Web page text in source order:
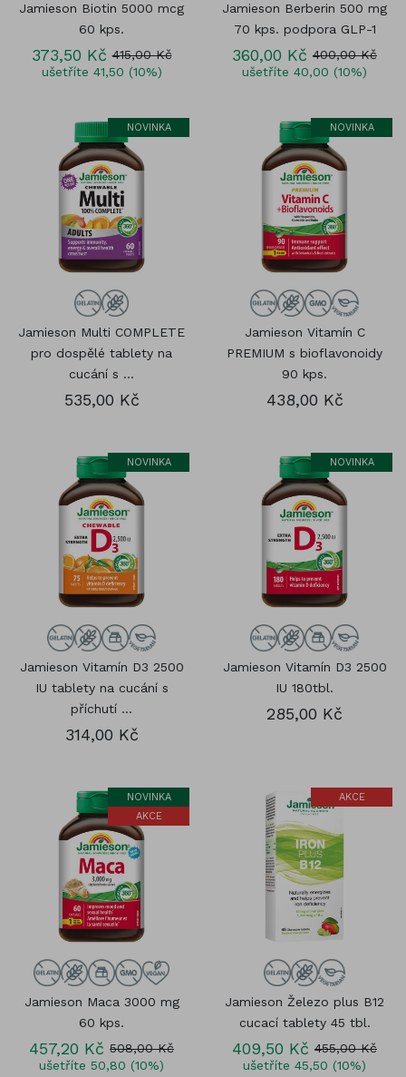
Jamieson Biotin 5000 mcg
60 kps.
373,50 Kč 415,00 Kč
ušetříte 41,50 (10%)
Jamieson Berberin 500 mg
70 kps. podpora GLP-1
360,00 Kč 400,00 Kč
ušetříte 40,00 (10%)
NOVINKA
Jamieson Multi COMPLETE
pro dospělé tablety na
cucání s ...
535,00 Kč
NOVINKA
Jamieson Vitamín C
PREMIUM s bioflavonoidy
90 kps.
438,00 Kč
NOVINKA
Jamieson Vitamín D3 2500
IU tablety na cucání s
příchutí ...
314,00 Kč
NOVINKA
Jamieson Vitamín D3 2500
IU 180tbl.
285,00 Kč
NOVINKA
AKCE
Jamieson Maca 3000 mg
60 kps.
457,20 Kč 508,00 Kč
ušetříte 50,80 (10%)
AKCE
Jamieson Železo plus B12
cucací tablety 45 tbl.
409,50 Kč 455,00 Kč
ušetříte 45,50 (10%)